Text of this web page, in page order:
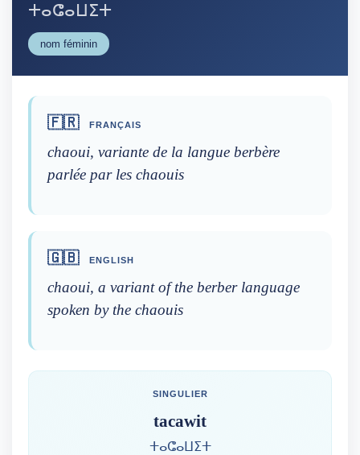
ⵜⴰⵛⴰⵡⵉⵜ
nom féminin
🇫🇷 FRANÇAIS
chaoui, variante de la langue berbère
parlée par les chaouis
🇬🇧 ENGLISH
chaoui, a variant of the berber language
spoken by the chaouis
SINGULIER
tacawit
ⵜⴰⵛⴰⵡⵉⵜ